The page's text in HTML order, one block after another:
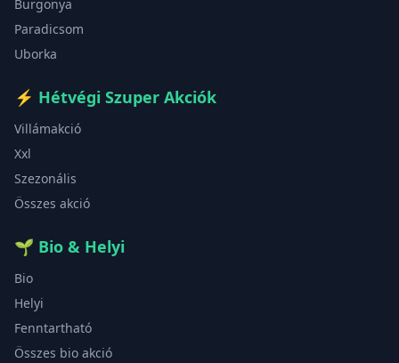
Burgonya
Paradicsom
Uborka
⚡ Hétvégi Szuper Akciók
Villámakció
Xxl
Szezonális
Összes akció
🌱 Bio & Helyi
Bio
Helyi
Fenntartható
Összes bio akció